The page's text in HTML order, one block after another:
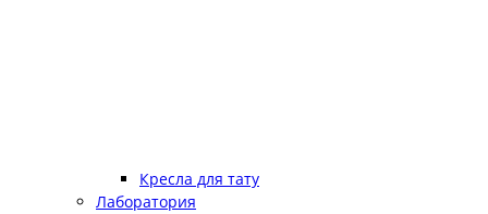
Кресла для тату
Лаборатория